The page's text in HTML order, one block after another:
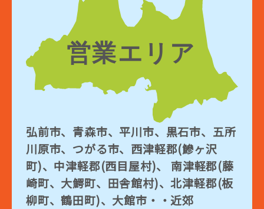
弘前市、青森市、平川市、黒石市、五所
川原市、つがる市、西津軽郡(鰺ヶ沢
町)、中津軽郡(西目屋村)、 南津軽郡(藤
崎町、大鰐町、田舎館村)、北津軽郡(板
柳町、鶴田町)、大館市・・近郊